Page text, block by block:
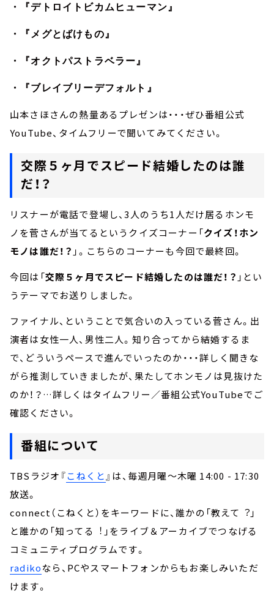
・『デトロイトビカムヒューマン』
・『メグとばけもの』
・『オクトパストラベラー』
・『ブレイブリーデフォルト』
山本さほさんの熱量あるプレゼンは・・・ぜひ番組公式
YouTube、タイムフリーで聞いてみてください。
交際５ヶ月でスピード結婚したのは誰
だ！？
リスナーが電話で登場し、3人のうち1人だけ居るホンモ
ノを菅さんが当てるというクイズコーナー「クイズ！ホン
モノは誰だ！？ 」。こちらのコーナーも今回で最終回。
今回は「交際５ヶ月でスピード結婚したのは誰だ！？ 」とい
うテーマでお送りしました。
ファイナル、ということで気合いの入っている菅さん。出
演者は女性一人、男性二人。知り合ってから結婚するま
で、どういうペースで進んでいったのか・・・詳しく聞きな
がら推測していきましたが、果たしてホンモノは見抜けた
のか！？…詳しくはタイムフリー／番組公式YouTubeでご
確認ください。
番組について
TBSラジオ『こねくと』は、毎週月曜～木曜 14:00 - 17:30
放送。
connect（こねくと）をキーワードに、誰かの「教えて︖」
と誰かの「知ってる︕」をライブ＆アーカイブでつなげる
コミュニティプログラムです。
radikoなら、PCやスマートフォンからもお楽しみいただ
けます。